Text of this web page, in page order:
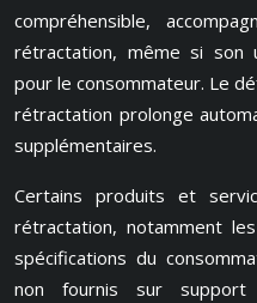
compréhensible,
rétractation, même si son
pour le consommateur. Le
rétractation prolonge
supplémentaires.
Certains produits et
rétractation, notamment
spécifications du
non fournis sur support